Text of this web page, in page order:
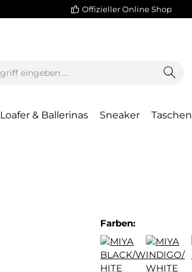
Offizieller Online Shop
Loafer & Ballerinas Sneaker Taschen
Farben: